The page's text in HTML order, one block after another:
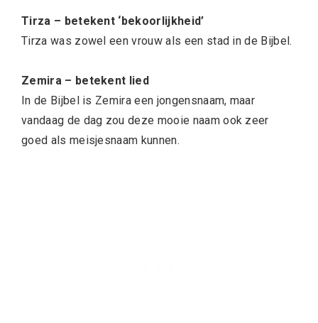
Tirza – betekent ‘bekoorlijkheid’
Tirza was zowel een vrouw als een stad in de Bijbel.
Zemira – betekent lied
In de Bijbel is Zemira een jongensnaam, maar
vandaag de dag zou deze mooie naam ook zeer
goed als meisjesnaam kunnen.